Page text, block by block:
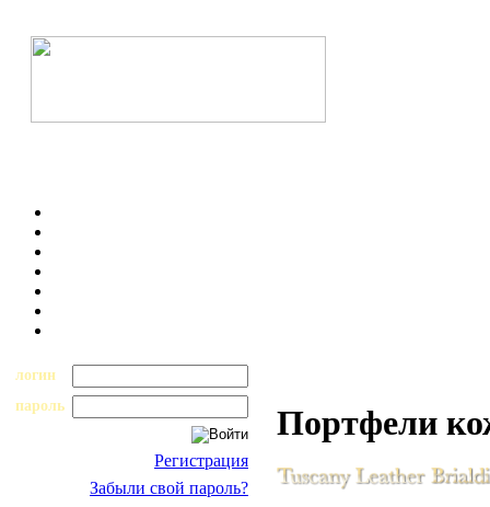
логин
пароль
Регистрация
Забыли свой пароль?
Портфели